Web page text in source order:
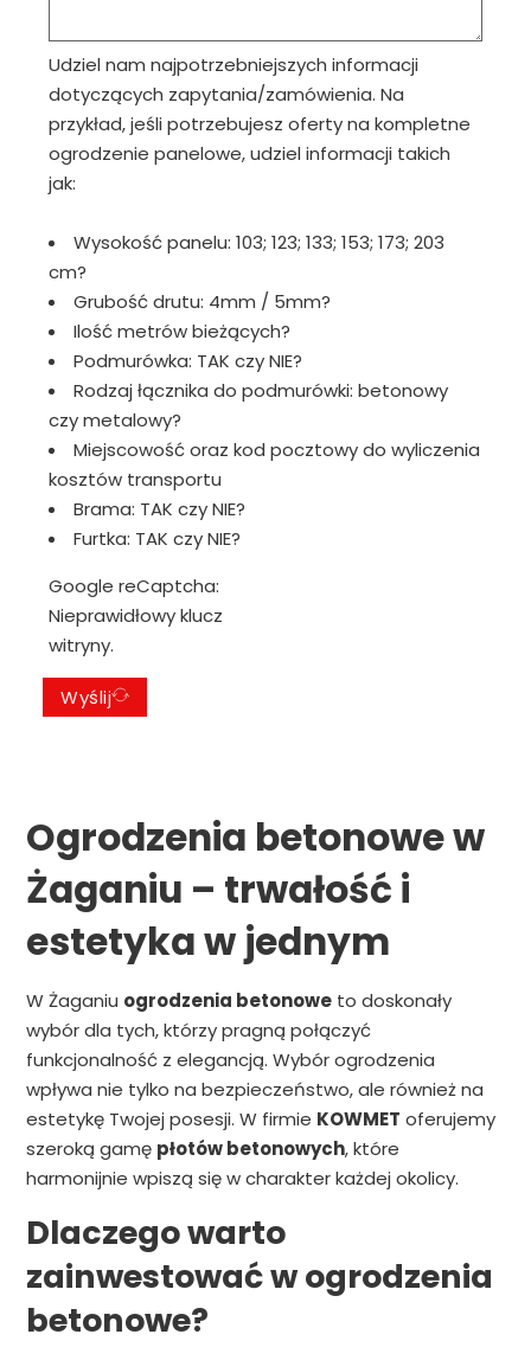
Udziel nam najpotrzebniejszych informacji
dotyczących zapytania/zamówienia. Na
przykład, jeśli potrzebujesz oferty na kompletne
ogrodzenie panelowe, udziel informacji takich
jak:
Wysokość panelu: 103; 123; 133; 153; 173; 203
cm?
Grubość drutu: 4mm / 5mm?
Ilość metrów bieżących?
Podmurówka: TAK czy NIE?
Rodzaj łącznika do podmurówki: betonowy
czy metalowy?
Miejscowość oraz kod pocztowy do wyliczenia
kosztów transportu
Brama: TAK czy NIE?
Furtka: TAK czy NIE?
Google reCaptcha:
Nieprawidłowy klucz
witryny.
Wyślij
Ogrodzenia betonowe w
Żaganiu – trwałość i
estetyka w jednym
W Żaganiu ogrodzenia betonoweto doskonały
wybór dla tych, którzy pragną połączyć
funkcjonalność z elegancją. Wybór ogrodzenia
wpływa nie tylko na bezpieczeństwo, ale również na
estetykę Twojej posesji. W firmie KOWMET oferujemy
szeroką gamę płotów betonowych, które
harmonijnie wpiszą się w charakter każdej okolicy.
Dlaczego warto
zainwestować w ogrodzenia
betonowe?